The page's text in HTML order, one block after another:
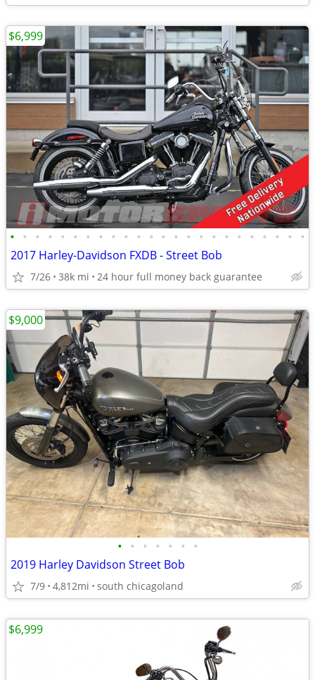
• • • • • • • • • • • • • • • • • • • • • • • •
2017 Harley-Davidson FXDB - Street Bob
7/26 38k mi 24 hour full money back guarantee
$6,999
• • • • • • •
2019 Harley Davidson Street Bob
7/9 4,812mi south chicagoland
$9,000
$6,999